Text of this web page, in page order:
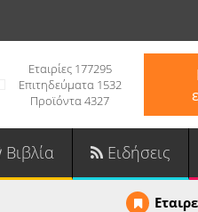
Εταιρίες 177295
Επιτηδεύματα 1532
Προϊόντα 4327
Βιβλία Ειδήσεις